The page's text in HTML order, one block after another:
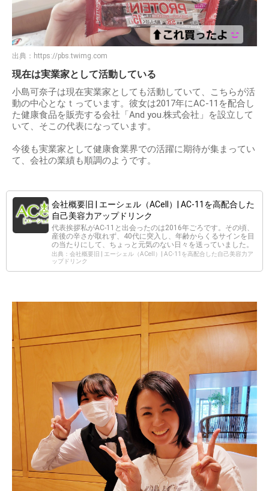
出典： https://pbs.twimg.com
現在は実業家として活動している
小島可奈子は現在実業家としても活動していて、こちらが活
動の中心となｔっています。彼女は2017年にAC-11を配合し
た健康食品を販売する会社「And you.株式会社」を設立して
いて、そこの代表になっています。
今後も実業家として健康食業界での活躍に期待が集まってい
て、会社の業績も順調のようです。
会社概要旧 | エーシェル（ACell）| AC-11を高配合した
自己美容力アップドリンク
代表挨拶私がAC-11と出会ったのは2016年ごろです。その頃、
産後の辛さが取れず、40代に突入し、年齢からくるサインを目
の当たりにして、ちょっと元気のない日々を送っていました。
出典：会社概要旧 | エーシェル（ACell）| AC-11を高配合した自己美容力ア
ップドリンク